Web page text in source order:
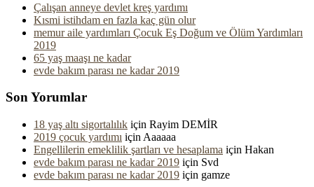
Çalışan anneye devlet kreş yardımı
Kısmi istihdam en fazla kaç gün olur
memur aile yardımları Çocuk Eş Doğum ve Ölüm Yardımları
2019
65 yaş maaşı ne kadar
evde bakım parası ne kadar 2019
Son Yorumlar
18 yaş altı sigortalılık için Rayim DEMİR
2019 çocuk yardımı için Aaaaaa
Engellilerin emeklilik şartları ve hesaplama için Hakan
evde bakım parası ne kadar 2019 için Svd
evde bakım parası ne kadar 2019 için gamze